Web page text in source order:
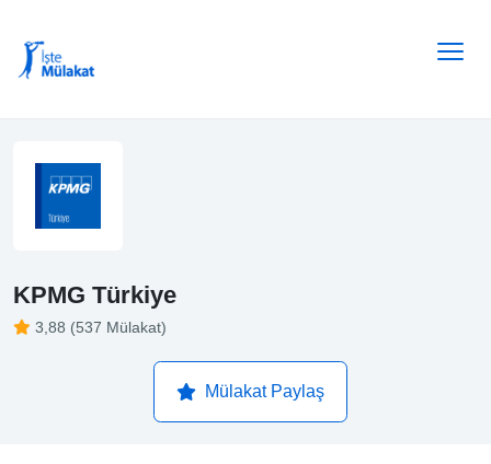
KPMG Türkiye
3,88 (537 Mülakat)
Mülakat Paylaş